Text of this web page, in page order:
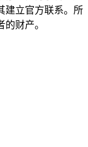
建立官方联系。所
财产。